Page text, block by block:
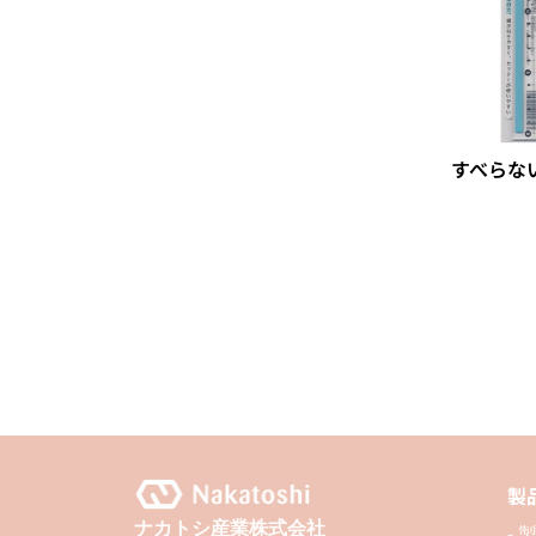
すべらな
ナカトシ産業株式会社
製